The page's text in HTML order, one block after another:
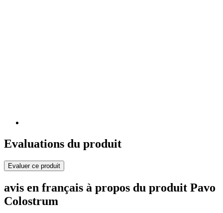
Evaluations du produit
Evaluer ce produit
avis en français à propos du produit Pavo
Colostrum